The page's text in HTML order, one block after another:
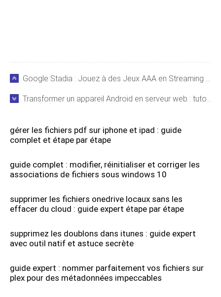
Google Stadia : Jouez à des Jeux AAA en Streaming 4K Partout sur Vos Appareils
Transformer un appareil Android en serveur web : tutoriel complet et gratuit
gérer les fichiers pdf sur iphone et ipad : guide
complet et étape par étape
guide complet : modifier, réinitialiser et corriger les
associations de fichiers sous windows 10
supprimer les fichiers onedrive locaux sans les
effacer du cloud : guide expert étape par étape
supprimez les doublons dans itunes : guide expert
avec outil natif et astuce secrète
guide expert : nommer parfaitement vos fichiers sur
plex pour des métadonnées impeccables